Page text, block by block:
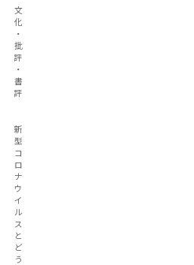
文
化
・
批
評
・
書
評
新
型
コ
ロ
ナ
ウ
イ
ル
ス
と
ど
う